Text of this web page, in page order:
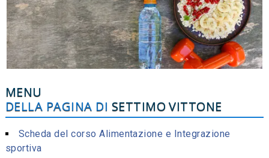
MENU
DELLA PAGINA DI SETTIMO VITTONE
Scheda del corso Alimentazione e Integrazione
sportiva